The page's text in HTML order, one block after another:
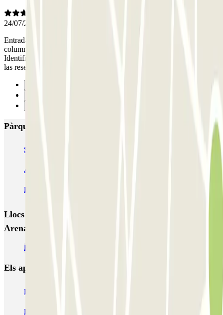
24/07/2026
Entrada muy estrecha, rampa unidireccional y hay bastantes
columnas. Si no tienes destreza para maniobrar, mejor no entrar.
Identificador de matrícula de 10, abre la baranda al momento para
las reservas online. Para ir al Tarraco Arena es perfecto, a 1min
Pàrquings més valorats a Tarragona
SABA Estación Camp de Tarragona
APK2 El Serrallo - Port de Tarragona
Plaça de la Font
Llocs i esdeveniments interessants a prop de Tarraco
Arena - Prat de la Riba
Pàrquings a l'Aeroport de Reus (REU)
Els aparcaments
Pàrquing a Barcelona
Pàrquing a Aeroport de Barcelona-El Prat (BCN)